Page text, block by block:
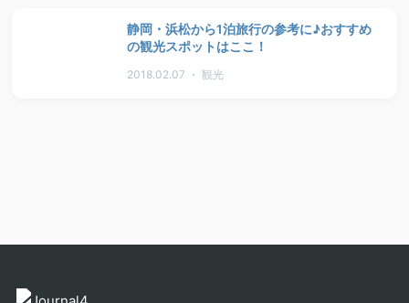
静岡・浜松から1泊旅行の参考に♪おすすめ
の観光スポットはここ！
2018.02.07 ・ 観光